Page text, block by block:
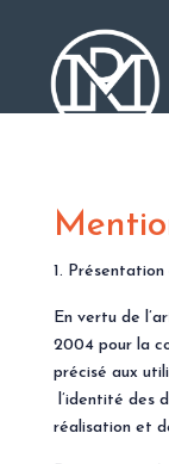
Présentation
En vertu de
2004 pour la
précisé aux
l’identité des
réalisation et